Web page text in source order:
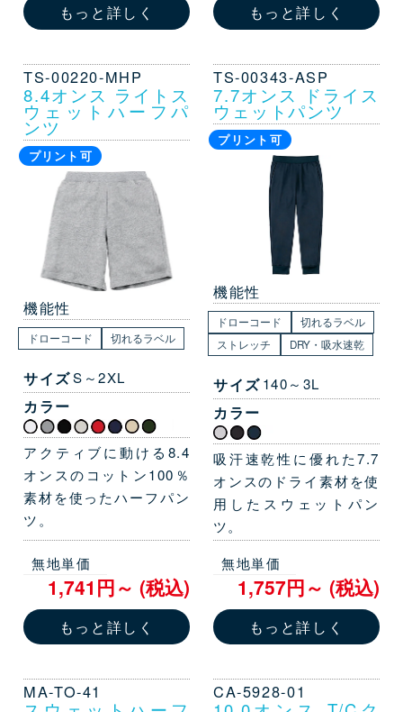
もっと詳しく もっと詳しく
TS-00220-MHP
8.4オンス ライトス
ウェットハーフパ
ンツ
プリント可
機能性
ドローコード 切れるラベル
サイズS～2XL
カラー
アクティブに動ける8.4
オンスのコットン100％
素材を使ったハーフパン
ツ。
無地単価
1,741円～ (税込)
もっと詳しく
TS-00343-ASP
7.7オンス ドライス
ウェットパンツ
プリント可
機能性
ドローコード
切れるラベル
ストレッチ
DRY・吸水速乾
サイズ140～3L
カラー
吸汗速乾性に優れた7.7
オンスのドライ素材を使
用したスウェットパン
ツ。
無地単価
1,757円～ (税込)
もっと詳しく
MA-TO-41 CA-5928-01